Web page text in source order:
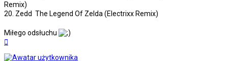
Remix)
20. Zedd  The Legend Of Zelda (Electrixx Remix)
Miłego odsłuchu